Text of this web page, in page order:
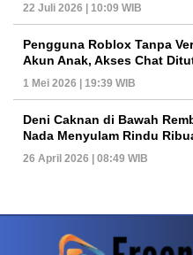
22 Juli 2026 | 10:09 WIB
Pengguna Roblox Tanpa
Akun Anak, Akses Chat
1 Mei 2026 | 19:39 WIB
Deni Caknan di Bawah
Nada Menyulam Rindu
26 April 2026 | 08:49 WIB
PETIR800 LOGIN